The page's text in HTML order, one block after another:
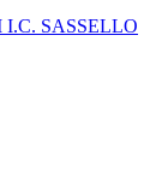
SASSELLO